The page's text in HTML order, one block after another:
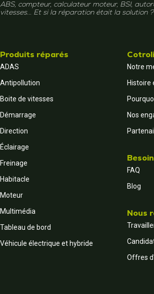
ABS, compteur, calculateur moteur, BSI,
vitesses... Et si la réparation était la solution ?
Produits réparés
ADAS
Antipollution
Boite de vitesses
Démarrage
Direction
Éclairage
Freinage
Habitacle
Moteur
Multimédia
Tableau de bord
Véhicule électrique et hybride
Notre
Histoire
Nos
FAQ
Blog
Nous
Offres